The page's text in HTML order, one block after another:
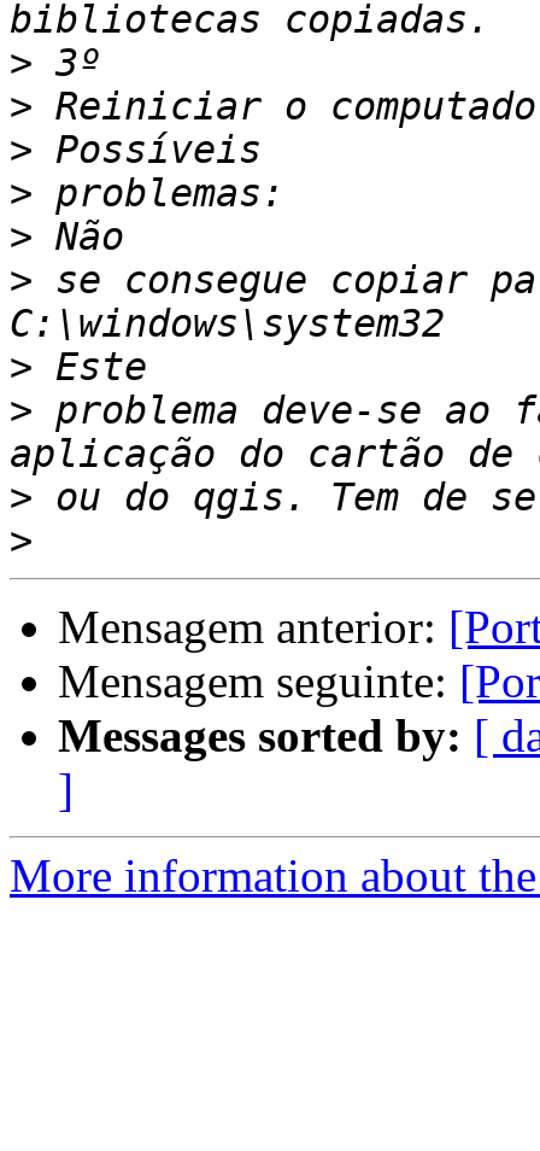
>
>
>
>
>
> se consegue copiar
>
> problema deve-se
>
>
Mensagem anterior:
Mensagem seguinte:
Messages sorted by: [
]
More information about